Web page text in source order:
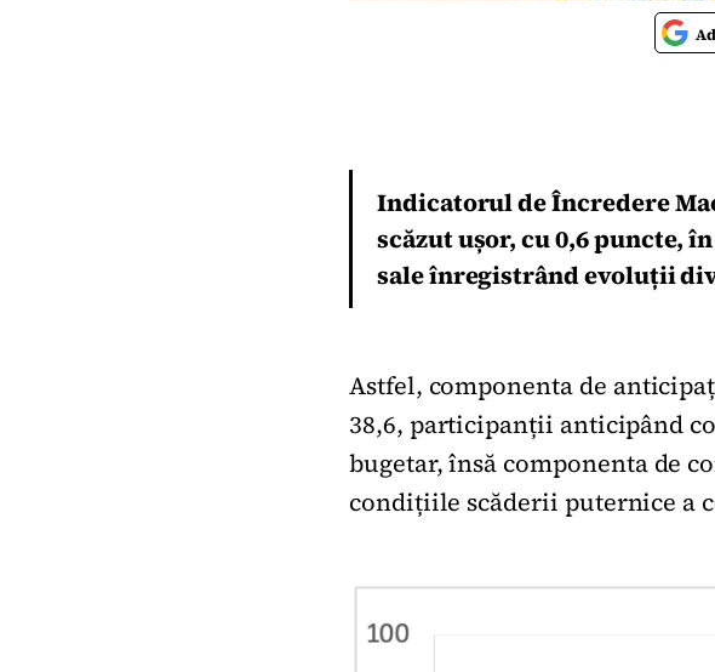
Indicatorul de Încredere
scăzut ușor, cu 0,6 puncte,
sale înregistrând evoluții
Astfel, componenta de
38,6, participanții anticipând
bugetar, însă componenta de
condițiile scăderii puternice a